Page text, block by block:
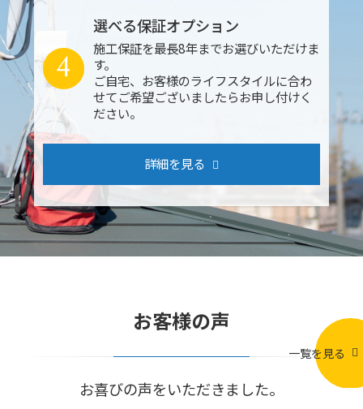
選べる保証オプション
施工保証を最長8年までお選びいただけま
す。
ご自宅、お客様のライフスタイルに合わ
せてご希望ございましたらお申し付けく
ださい。
4
詳細を見る
お客様の声
お喜びの声をいただきました。
一覧を見る